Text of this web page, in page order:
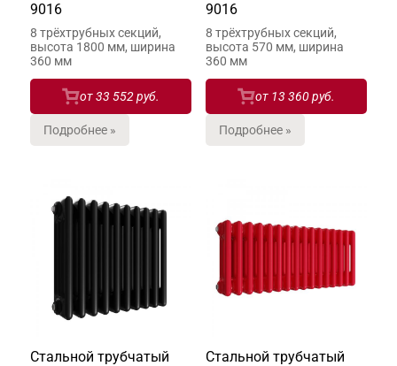
9016
8 трёхтрубных секций,
высота 1800 мм, ширина
360 мм
от33 552 руб.
Подробнее »
9016
8 трёхтрубных секций,
высота 570 мм, ширина
360 мм
от 13 360 руб.
Подробнее »
Стальной трубчатый
Стальной трубчатый